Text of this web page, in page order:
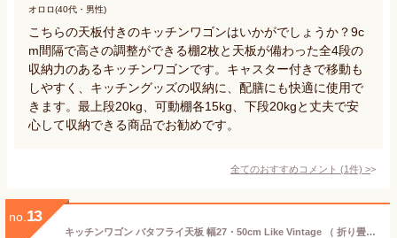
オロロ(40代・男性)
こちらの天板付きのキッチンワゴンはいかがでしょうか？9c
m間隔で高さの調整ができる棚2枚と天板が備わった全4段の
収納力のあるキッチンワゴンです。キャスター付きで移動も
しやすく、キッチングッズの収納に、配膳にも快適に使用で
きます。最上段20kg、可動棚各15kg、下段20kgと丈夫で安
心して収納できる商品でお勧めです。
全てのおすすめコメント (1件) >
no. 13
キッチンワゴン バタフライ天板 幅27・50cm Like Vintage （ 折り畳み ワゴン 台 テーブル 片バタ キッチン バタフライ キッチン横 キャスター付 収納 省スペース ブラウン ナチュラル ）【39ショップ】